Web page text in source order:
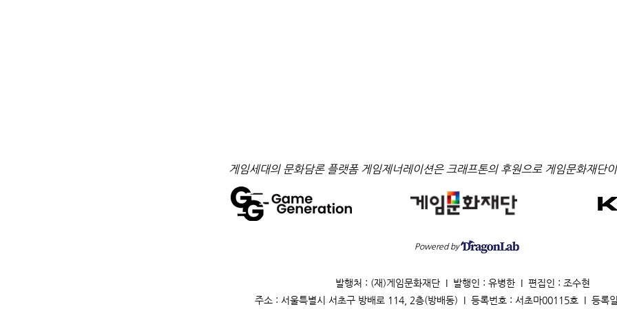
게임세대의 문화담론 플랫폼 게임제너레이션은 크래프톤의 후원으로 게임문화재단
Powered by
발행처 : (재)게임문화재단 I 발행인 : 유병한 I 편집인 : 조수현
주소 : 서울특별시 서초구 방배로 114, 2층(방배동) I 등록번호 : 서초마00115호 I 등록